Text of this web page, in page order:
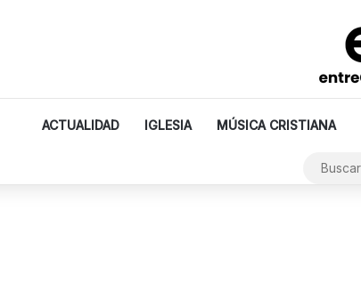
ACTUALIDAD IGLESIA MÚSICA CRISTIANA